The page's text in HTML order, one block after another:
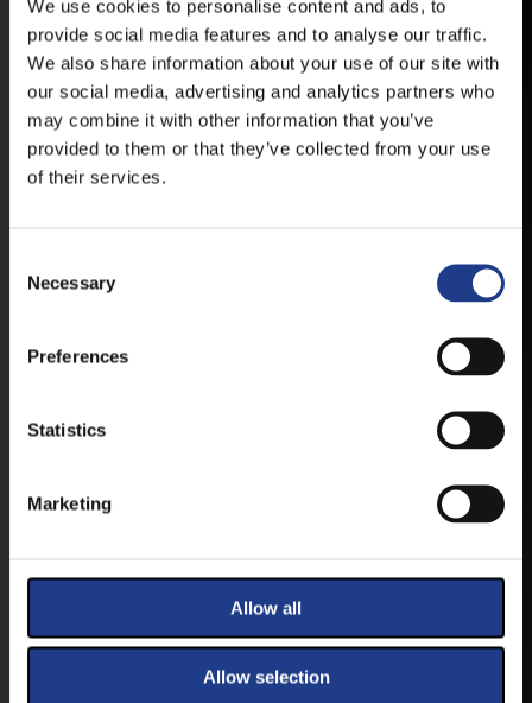
We use cookies to personalise content and ads, to
provide social media features and to analyse our traffic.
We also share information about your use of our site with
our social media, advertising and analytics partners who
may combine it with other information that you’ve
provided to them or that they’ve collected from your use
of their services.
Necessary
Preferences
Statistics
Marketing
Allow all
Allow selection
JEGYEK
ONLINE!
VÁLTSA MEG JEGYÉT ONLINE, BANKKÁRTYÁS
FIZETÉSSEL!
A JEGYVÁSÁRLÁSI INFORMÁCIÓKAT ITT TALÁLJA.
HELYSZÍNVÁLTOZÁSRÓL.
ELÉRHETŐ ANDROID ÉS IOS RENDSZEREKRE AZ
ISMERT HELYEKEN, VAGY IDE KATTINTVA :
ANDROID